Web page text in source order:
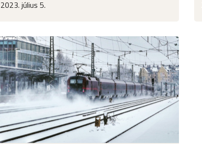
2023. július 5.